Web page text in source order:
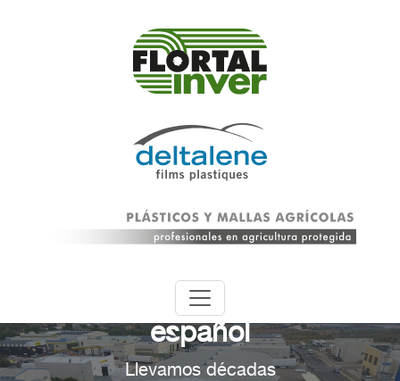
con sello
español
Llevamos décadas